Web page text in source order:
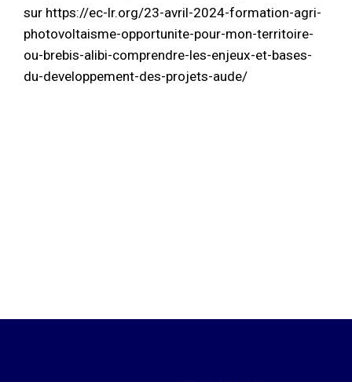
sur https://ec-lr.org/23-avril-2024-formation-agri-
photovoltaisme-opportunite-pour-mon-territoire-
ou-brebis-alibi-comprendre-les-enjeux-et-bases-
du-developpement-des-projets-aude/